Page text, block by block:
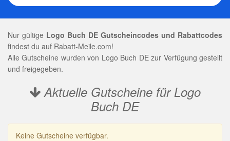
Nur gültige Logo Buch DE Gutscheincodes und Rabattcodes
findest du auf Rabatt-Meile.com!
Alle Gutscheine wurden von Logo Buch DE zur Verfügung gestellt
und freigegeben.
Aktuelle Gutscheine für Logo
Buch DE
Keine Gutscheine verfügbar.